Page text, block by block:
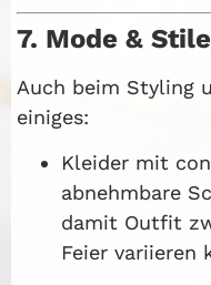
7. Mode &
Auch beim Styling
einiges:
Kleider mit
abnehmbare
damit Outfit
Feier variieren